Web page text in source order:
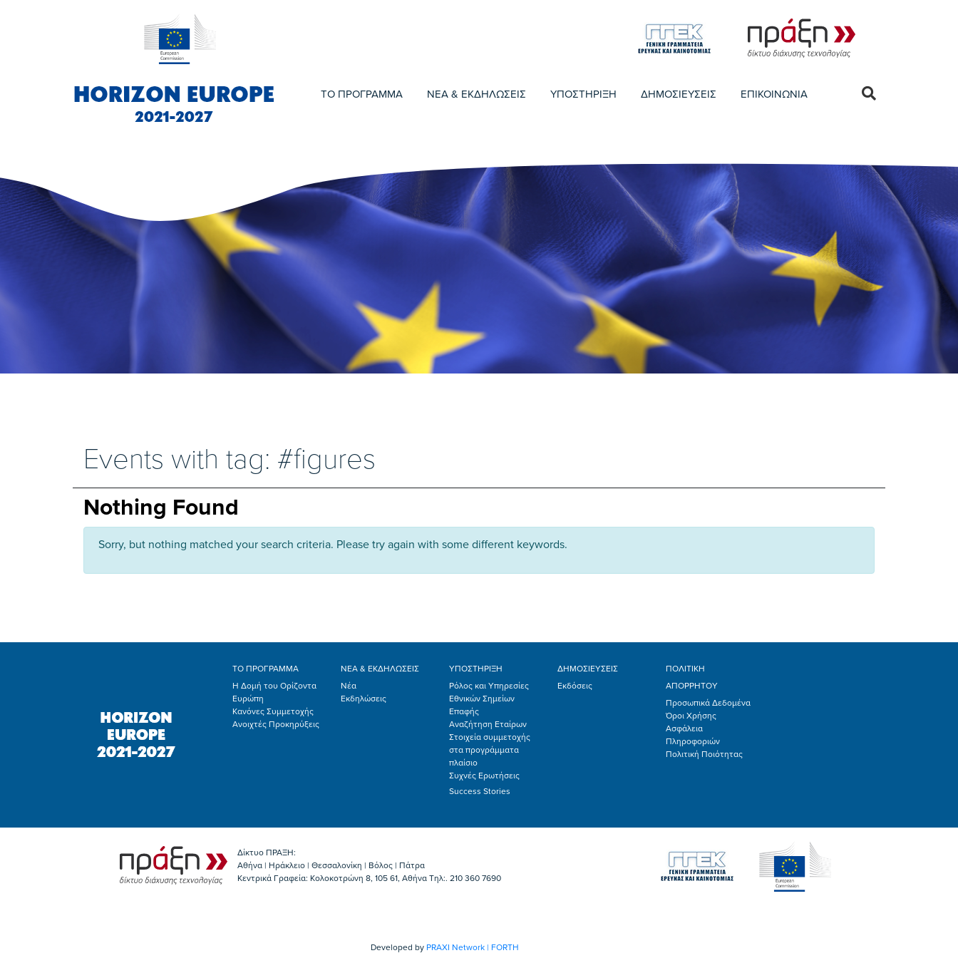
ΤΟ ΠΡΟΓΡΑΜΜΑ ΝΕΑ & ΕΚΔΗΛΩΣΕΙΣ ΥΠΟΣΤΗΡΙΞΗ ΔΗΜΟΣΙΕΥΣΕΙΣ ΕΠΙΚΟΙΝΩΝΙΑ
Events with tag: #figures
Nothing Found
Sorry, but nothing matched your search criteria. Please try again with some different keywords.
ΤΟ ΠΡΟΓΡΑΜΜΑ
Η Δομή του Ορίζοντα
Ευρώπη
Κανόνες Συμμετοχής
Ανοιχτές Προκηρύξεις
ΝΕΑ & ΕΚΔΗΛΩΣΕΙΣ
Νέα
Εκδηλώσεις
ΥΠΟΣΤΗΡΙΞΗ
Ρόλος και Υπηρεσίες
Εθνικών Σημείων
Επαφής
Αναζήτηση Εταίρων
Στοιχεία συμμετοχής
στα προγράμματα
πλαίσιο
Συχνές Ερωτήσεις
Success Stories
ΔΗΜΟΣΙΕΥΣΕΙΣ
Εκδόσεις
ΠΟΛΙΤΙΚΗ
ΑΠΟΡΡΗΤΟΥ
Προσωπικά Δεδομένα
Όροι Χρήσης
Ασφάλεια
Πληροφοριών
Πολιτική Ποιότητας
Δίκτυο ΠΡΑΞΗ:
Αθήνα | Ηράκλειο | Θεσσαλονίκη | Βόλος | Πάτρα
Κεντρικά Γραφεία: Kολοκοτρώνη 8, 105 61, Αθήνα Τηλ:. 210 360 7690
Developed by PRAXI Network | FORTH